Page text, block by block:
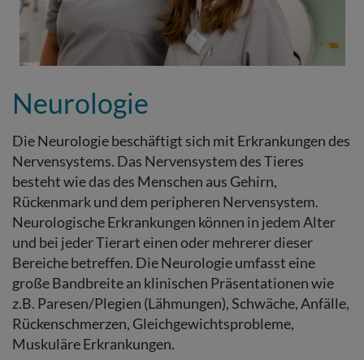
Neurologie
Die Neurologie beschäftigt sich mit Erkrankungen des
Nervensystems. Das Nervensystem des Tieres
besteht wie das des Menschen aus Gehirn,
Rückenmark und dem peripheren Nervensystem.
Neurologische Erkrankungen können in jedem Alter
und bei jeder Tierart einen oder mehrerer dieser
Bereiche betreffen. Die Neurologie umfasst eine
große Bandbreite an klinischen Präsentationen wie
z.B. Paresen/Plegien (Lähmungen), Schwäche, Anfälle,
Rückenschmerzen, Gleichgewichtsprobleme,
Muskuläre Erkrankungen.